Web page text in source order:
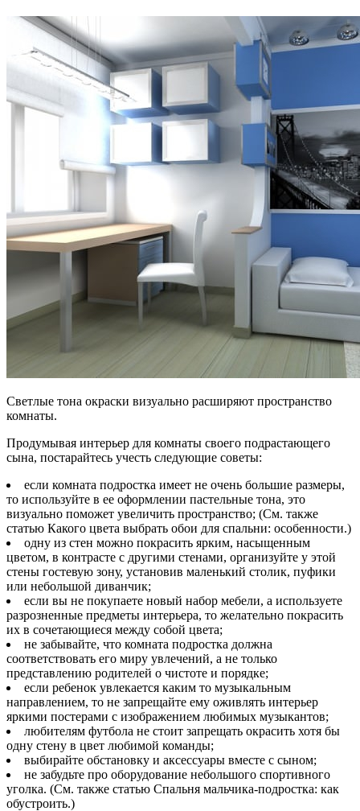
Светлые тона окраски визуально расширяют пространство
комнаты.
Продумывая интерьер для комнаты своего подрастающего
сына, постарайтесь учесть следующие советы:
если комната подростка имеет не очень большие размеры,
то используйте в ее оформлении пастельные тона, это
визуально поможет увеличить пространство; (См. также
статью Какого цвета выбрать обои для спальни: особенности.)
одну из стен можно покрасить ярким, насыщенным
цветом, в контрасте с другими стенами, организуйте у этой
стены гостевую зону, установив маленький столик, пуфики
или небольшой диванчик;
если вы не покупаете новый набор мебели, а используете
разрозненные предметы интерьера, то желательно покрасить
их в сочетающиеся между собой цвета;
не забывайте, что комната подростка должна
соответствовать его миру увлечений, а не только
представлению родителей о чистоте и порядке;
если ребенок увлекается каким то музыкальным
направлением, то не запрещайте ему оживлять интерьер
яркими постерами с изображением любимых музыкантов;
любителям футбола не стоит запрещать окрасить хотя бы
одну стену в цвет любимой команды;
выбирайте обстановку и аксессуары вместе с сыном;
не забудьте про оборудование небольшого спортивного
уголка. (См. также статью Спальня мальчика-подростка: как
обустроить.)